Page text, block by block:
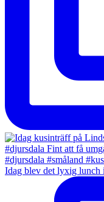
Idag blev det lyxig lunch